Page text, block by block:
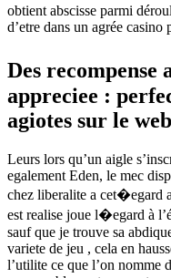
obtient abscisse parmi
d’etre dans un agrée casino
Des
appreciee :
agiotes sur le
Leurs lors qu’un aigle
egalement Eden, le mec
chez liberalite a cet�egard
est realise joue l�egard à
sauf que je trouve sa
variete de jeu , cela en
l’utilite ce que l’on nomme